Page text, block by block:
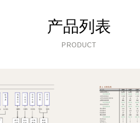
产品列表
PRODUCT